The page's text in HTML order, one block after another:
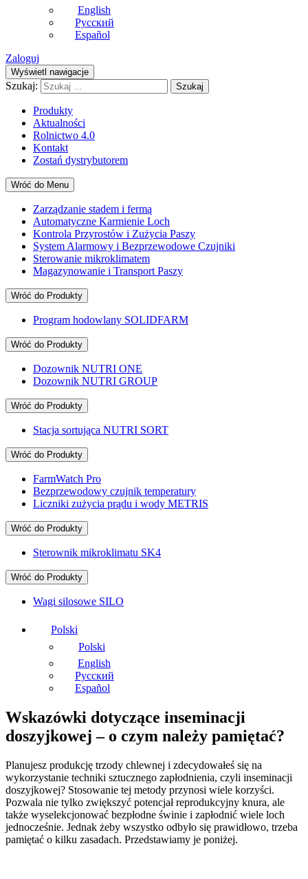
English
Русский
Español
Zaloguj
Wyświetl nawigacje
Szukaj:
Produkty
Aktualności
Rolnictwo 4.0
Kontakt
Zostań dystrybutorem
Wróć do Menu
Zarządzanie stadem i fermą
Automatyczne Karmienie Loch
Kontrola Przyrostów i Zużycia Paszy
System Alarmowy i Bezprzewodowe Czujniki
Sterowanie mikroklimatem
Magazynowanie i Transport Paszy
Wróć do Produkty
Program hodowlany SOLIDFARM
Wróć do Produkty
Dozownik NUTRI ONE
Dozownik NUTRI GROUP
Wróć do Produkty
Stacja sortująca NUTRI SORT
Wróć do Produkty
FarmWatch Pro
Bezprzewodowy czujnik temperatury
Liczniki zużycia prądu i wody METRIS
Wróć do Produkty
Sterownik mikroklimatu SK4
Wróć do Produkty
Wagi silosowe SILO
Polski
Polski
English
Русский
Español
Wskazówki dotyczące inseminacji
doszyjkowej – o czym należy pamiętać?
Planujesz produkcję trzody chlewnej i zdecydowałeś się na
wykorzystanie techniki sztucznego zapłodnienia, czyli inseminacji
doszyjkowej? Stosowanie tej metody przynosi wiele korzyści.
Pozwala nie tylko zwiększyć potencjał reprodukcyjny knura, ale
także wyselekcjonować bezpłodne świnie i zapłodnić wiele loch
jednocześnie. Jednak żeby wszystko odbyło się prawidłowo, trzeba
pamiętać o kilku zasadach. Przedstawiamy je poniżej.